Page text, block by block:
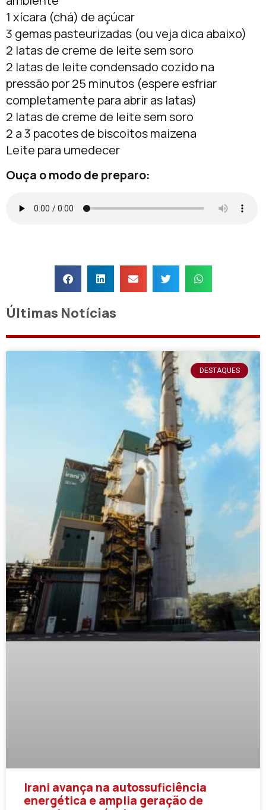
1 xícara (chá) de açúcar
3 gemas pasteurizadas (ou veja dica abaixo)
2 latas de creme de leite sem soro
2 latas de leite condensado cozido na
pressão por 25 minutos (espere esfriar
completamente para abrir as latas)
2 latas de creme de leite sem soro
2 a 3 pacotes de biscoitos maizena
Leite para umedecer
Ouça o modo de preparo:
Últimas Notícias
DESTAQUES
Irani avança na autossuficiência
energética e amplia geração de